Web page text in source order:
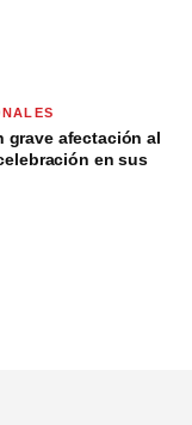
grave afectación al
en sus